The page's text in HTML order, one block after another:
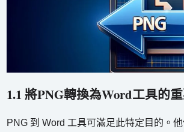
1.1 將PNG轉換為Word工具的
PNG 到 Word 工具可滿足此特定目的。